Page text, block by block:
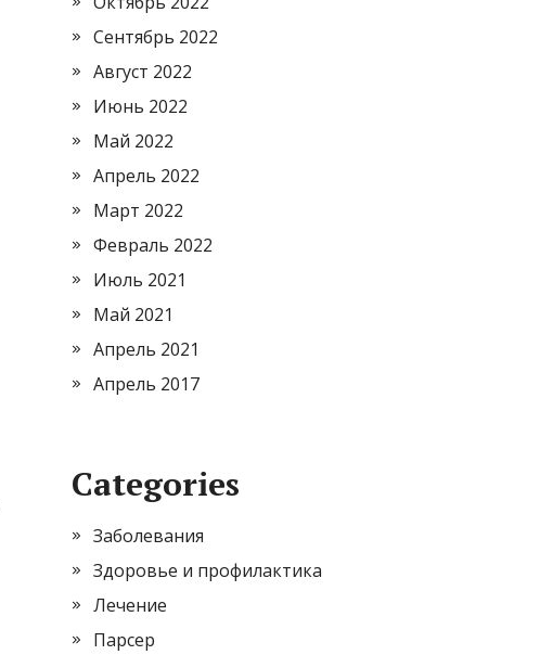
Сентябрь 2022
Август 2022
Июнь 2022
Май 2022
Апрель 2022
Март 2022
Февраль 2022
Июль 2021
Май 2021
Апрель 2021
Апрель 2017
Categories
Заболевания
Здоровье и профилактика
Лечение
Парсер